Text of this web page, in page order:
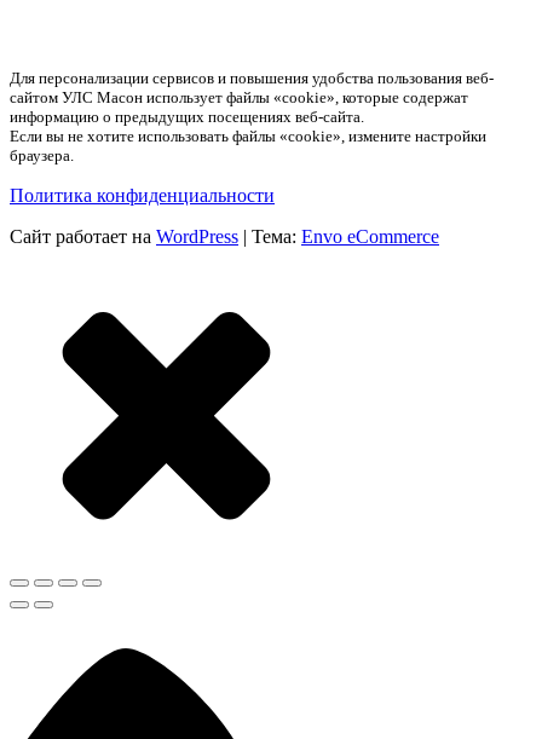
Для персонализации сервисов и повышения удобства пользования веб-
сайтом УЛС Масон использует файлы «cookie», которые содержат
информацию о предыдущих посещениях веб-сайта.
Если вы не хотите использовать файлы «cookie», измените настройки
браузера.
Политика конфиденциальности
Сайт работает на WordPress | Тема: Envo eCommerce